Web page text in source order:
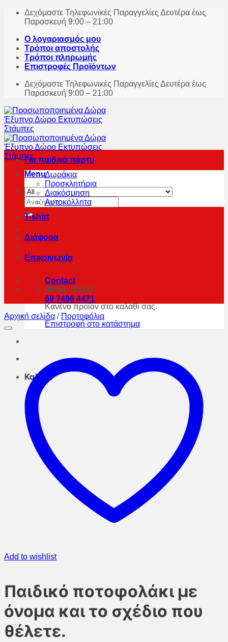
Skip
Δεχόμαστε Τηλεφωνικές Παραγγελίες Δευτέρα έως
Παρασκευή 9:00 – 21:00
Ο λογαριασμός μου
Τρόποι αποστολής
Τρόποι πληρωμής
Επιστροφές Προϊόντων
Δεχόμαστε Τηλεφωνικές Παραγγελίες Δευτέρα έως
Παρασκευή 9:00 – 21:00
Menu
Αναζήτηση
για:
Κανένα προϊόν στο καλάθι σας.
Επιστροφή στο κατάστημα
Καλάθι
Για παιδικά πάρτυ
Δωράκια
Προσκλητήρια
Διακόσμηση
Αυτοκόλλητα
T-shirt
Διάφορα
Επικοινωνία
Contact
09:00 - 15:00
69 7496 4471
Αρχική σελίδα / Πορτοφόλια
Add to wishlist
Παιδικό ποτοφολάκι με
όνομα και το σχέδιο που
θέλετε.